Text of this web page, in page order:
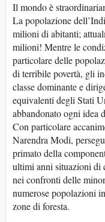
Il mondo è
La popolazione
milioni di abitanti;
milioni! Mentre le
particolare delle
di terribile povertà, gli
classe dominante e
equivalenti degli Stati
abbandonato ogni idea
Con particolare
Narendra Modi,
primato della
ultimi anni situazioni di
nei confronti delle
numerose popolazioni
zone di foresta.